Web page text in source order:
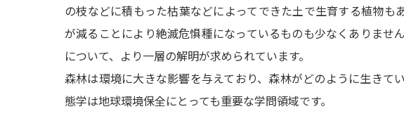
の枝などに積もった枯葉などによってできた土で生育する植物も
が減ることにより絶滅危惧種になっているものも少なくありませ
について、より一層の解明が求められています。
森林は環境に大きな影響を与えており、森林がどのように生きて
態学は地球環境保全にとっても重要な学問領域です。